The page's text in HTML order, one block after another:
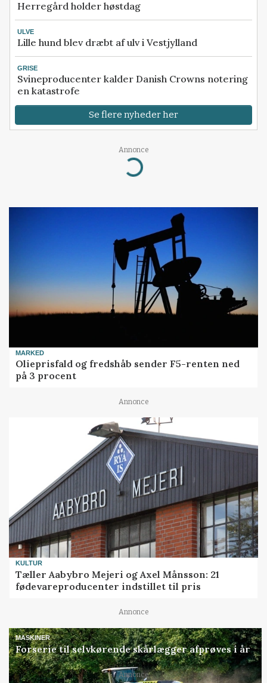
Herregård holder høstdag
ULVE
Lille hund blev dræbt af ulv i Vestjylland
GRISE
Svineproducenter kalder Danish Crowns notering
en katastrofe
Se flere nyheder her
Annonce
Loading...
MARKED
Olieprisfald og fredshåb sender F5-renten ned
på 3 procent
Annonce
KULTUR
Tæller Aabybro Mejeri og Axel Månsson: 21
fødevareproducenter indstillet til pris
Annonce
MASKINER
Forserie til selvkørende skårlægger afprøves i år
Annonce